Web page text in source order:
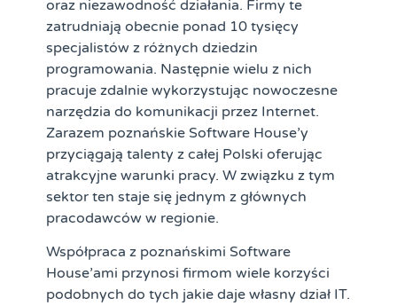
oraz niezawodność działania. Firmy te
zatrudniają obecnie ponad 10 tysięcy
specjalistów z różnych dziedzin
programowania. Następnie wielu z nich
pracuje zdalnie wykorzystując nowoczesne
narzędzia do komunikacji przez Internet.
Zarazem poznańskie Software House’y
przyciągają talenty z całej Polski oferując
atrakcyjne warunki pracy. W związku z tym
sektor ten staje się jednym z głównych
pracodawców w regionie.
Współpraca z poznańskimi Software
House’ami przynosi firmom wiele korzyści
podobnych do tych jakie daje własny dział IT.